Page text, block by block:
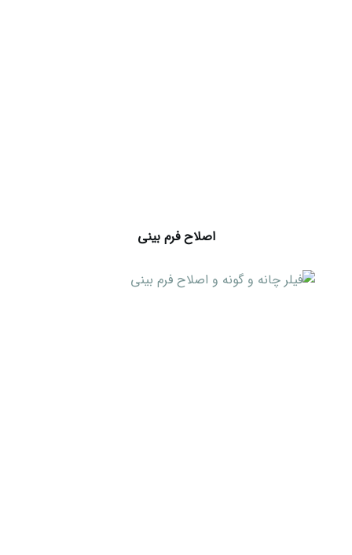
اصلاح فرم بینی